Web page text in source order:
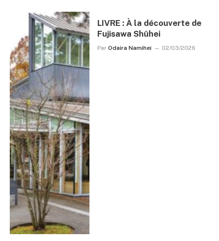
LIVRE : À la découverte de
Fujisawa Shûhei
Par Odaira Namihei 02/03/2026